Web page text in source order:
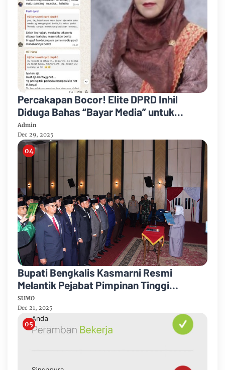
Percakapan Bocor! Elite DPRD Inhil
Diduga Bahas “Bayar Media” untuk
Dukung Kebijakan
Admin
Dec 29, 2025
Bupati Bengkalis Kasmarni Resmi
Melantik Pejabat Pimpinan Tinggi
Pratama
SUMO
Dec 21, 2025